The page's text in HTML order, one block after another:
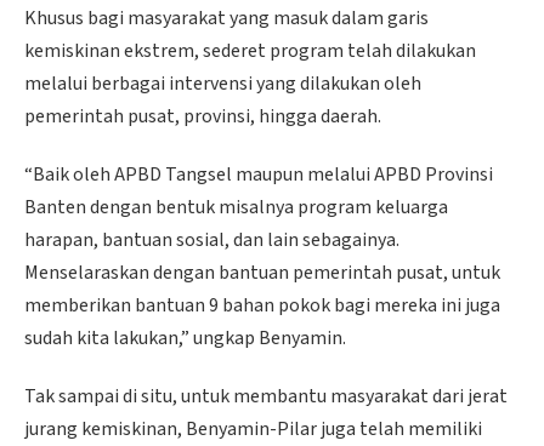
Khusus bagi masyarakat yang masuk dalam garis
kemiskinan ekstrem, sederet program telah dilakukan
melalui berbagai intervensi yang dilakukan oleh
pemerintah pusat, provinsi, hingga daerah.
“Baik oleh APBD Tangsel maupun melalui APBD Provinsi
Banten dengan bentuk misalnya program keluarga
harapan, bantuan sosial, dan lain sebagainya.
Menselaraskan dengan bantuan pemerintah pusat, untuk
memberikan bantuan 9 bahan pokok bagi mereka ini juga
sudah kita lakukan,” ungkap Benyamin.
Tak sampai di situ, untuk membantu masyarakat dari jerat
jurang kemiskinan, Benyamin-Pilar juga telah memiliki